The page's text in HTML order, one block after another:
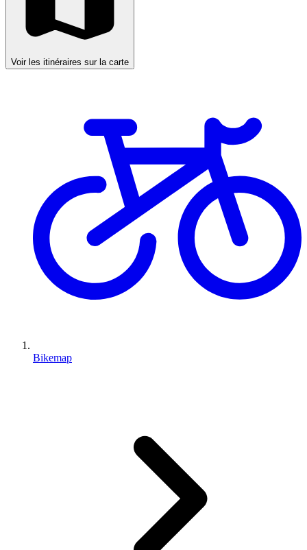
Voir les itinéraires sur la carte
Bikemap